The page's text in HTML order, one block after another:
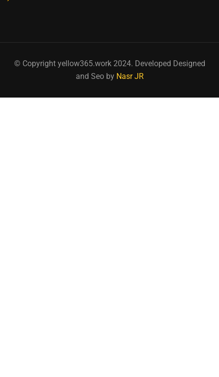
© Copyright yellow365.work 2024. Developed Designed
and Seo by Nasr JR